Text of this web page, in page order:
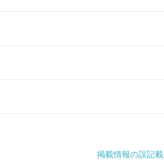
掲載情報の誤記